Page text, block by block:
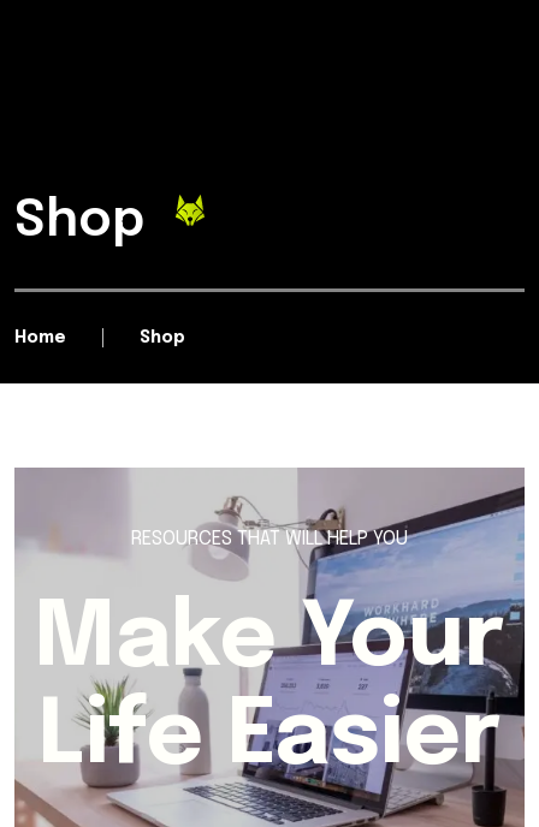
Shop
Home Shop
RESOURCES THAT WILL HELP YOU
Make Your
Life Easier